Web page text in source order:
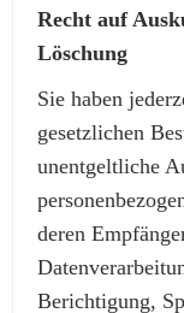
Recht auf
Löschung
Sie haben
gesetzlichen
unentgeltliche
deren
Berichtigung,